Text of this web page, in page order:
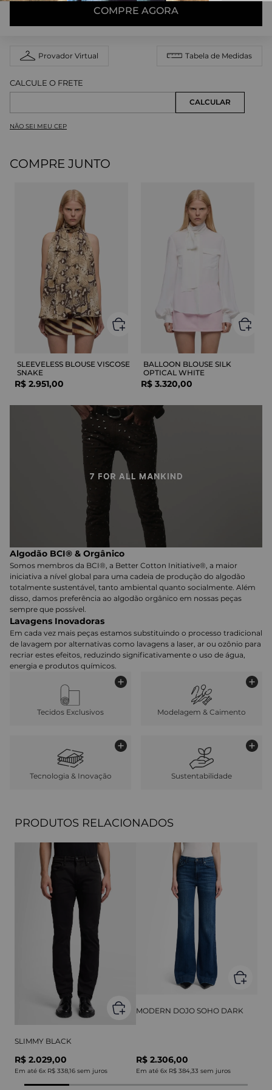
COMPRE AGORA
Provador Virtual Tabela de Medidas
NÃO SEI MEU CEP
COMPRE JUNTO
SLEEVELESS BLOUSE VISCOSE
SNAKE
R$ 2.951,00
BALLOON BLOUSE SILK
OPTICAL WHITE
R$ 3.320,00
Algodão BCI® & Orgânico
Somos membros da BCI®, a Better Cotton Initiative®, a maior
iniciativa a nível global para uma cadeia de produção do algodão
totalmente sustentável, tanto ambiental quanto socialmente. Além
disso, damos preferência ao algodão orgânico em nossas peças
sempre que possível.
Lavagens Inovadoras
Em cada vez mais peças estamos substituindo o processo tradicional
de lavagem por alternativas como lavagens a laser, ar ou ozônio para
recriar estes efeitos, reduzindo significativamente o uso de água,
energia e produtos químicos.
Tecidos Exclusivos Modelagem & Caimento
Tecnologia & Inovação Sustentabilidade
PRODUTOS RELACIONADOS
SLIMMY BLACK
R$ 2.029,00
Em até 6x R$ 338,16 sem juros
MODERN DOJO SOHO DARK
R$ 2.306,00
Em até 6x R$ 384,33 sem juros